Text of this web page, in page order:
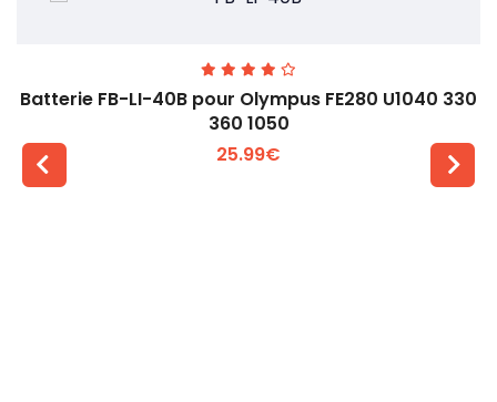
Batterie FB-LI-40B pour Olympus FE280 U1040 330
360 1050
25.99€